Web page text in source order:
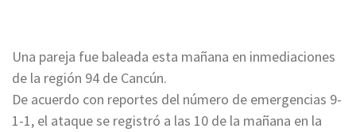
Una pareja fue baleada esta mañana en inmediaciones
de la región 94 de Cancún.
De acuerdo con reportes del número de emergencias 9-
1-1, el ataque se registró a las 10 de la mañana en la